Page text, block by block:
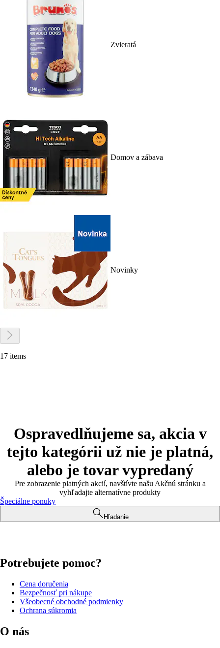
Zvieratá
Domov a zábava
Novinky
17 items
Ospravedlňujeme sa, akcia v
tejto kategórii už nie je platná,
alebo je tovar vypredaný
Pre zobrazenie platných akcií, navštívte našu Akčnú stránku a
vyhľadajte alternatívne produkty
Špeciálne ponuky
Hľadanie
Potrebujete pomoc?
Cena doručenia
Bezpečnosť pri nákupe
Všeobecné obchodné podmienky
Ochrana súkromia
O nás